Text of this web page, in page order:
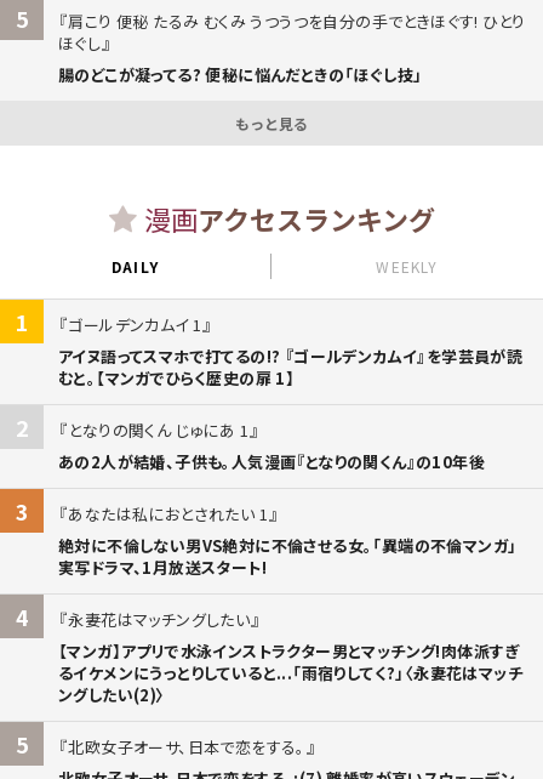
5
肩こり 便秘 たるみ むくみ うつうつを自分の手でときほぐす! ひとり
ほぐし
腸のどこが凝ってる? 便秘に悩んだときの「ほぐし技」
もっと見る
漫画アクセスランキング
DAILY WEEKLY
1
ゴールデンカムイ 1
アイヌ語ってスマホで打てるの!? 『ゴールデンカムイ』を学芸員が読
むと。【マンガでひらく歴史の扉 1】
2
となりの関くん じゅにあ 1
あの2人が結婚、子供も。人気漫画『となりの関くん』の10年後
3
あなたは私におとされたい 1
絶対に不倫しない男VS絶対に不倫させる女。「異端の不倫マンガ」
実写ドラマ、1月放送スタート!
4
永妻花はマッチングしたい
【マンガ】アプリで水泳インストラクター男とマッチング!肉体派すぎ
るイケメンにうっとりしていると...「雨宿りしてく?」〈永妻花はマッチ
ングしたい(2)〉
5
北欧女子オーサ、日本で恋をする。